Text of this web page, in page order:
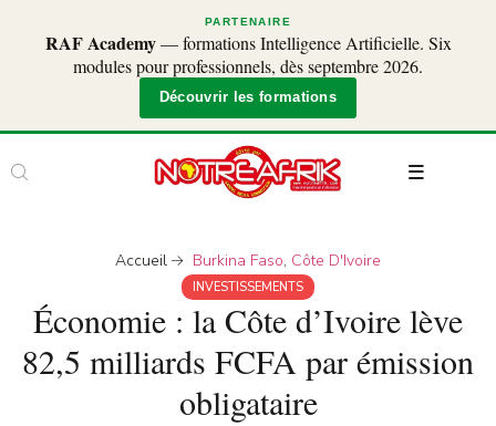
PARTENAIRE
RAF Academy— formations Intelligence Artificielle. Six
modules pour professionnels, dès septembre 2026.
Découvrir les formations
Accueil Burkina Faso, Côte D'Ivoire
INVESTISSEMENTS
Économie : la Côte d’Ivoire lève
82,5 milliards FCFA par émission
obligataire